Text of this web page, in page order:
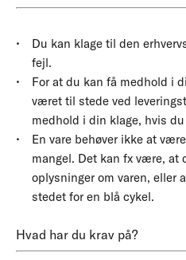
Du kan klage til den
fejl.
For at du kan få medhold i
været til stede ved
medhold i din klage, hvis
En vare behøver ikke at
mangel. Det kan fx være, at
oplysninger om varen, eller
stedet for en blå cykel.
Hvad har du krav på?